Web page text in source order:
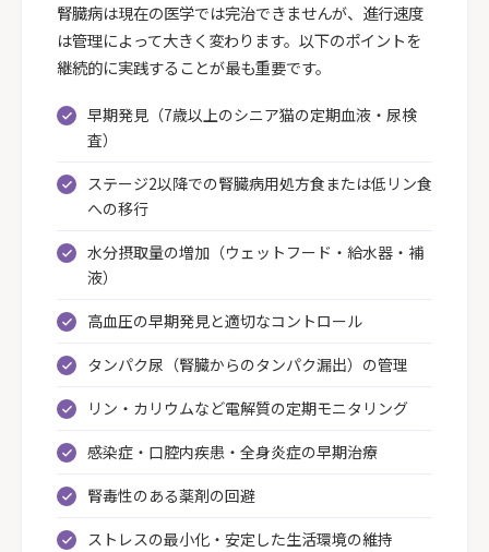
腎臓病は現在の医学では完治できませんが、進行速度
は管理によって大きく変わります。以下のポイントを
継続的に実践することが最も重要です。
早期発見（7歳以上のシニア猫の定期血液・尿検
査）
ステージ2以降での腎臓病用処方食または低リン食
への移行
水分摂取量の増加（ウェットフード・給水器・補
液）
高血圧の早期発見と適切なコントロール
タンパク尿（腎臓からのタンパク漏出）の管理
リン・カリウムなど電解質の定期モニタリング
感染症・口腔内疾患・全身炎症の早期治療
腎毒性のある薬剤の回避
ストレスの最小化・安定した生活環境の維持